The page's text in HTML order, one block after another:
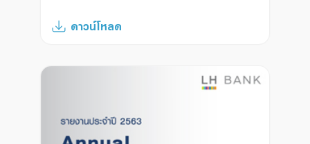
ดาวน์โหลด